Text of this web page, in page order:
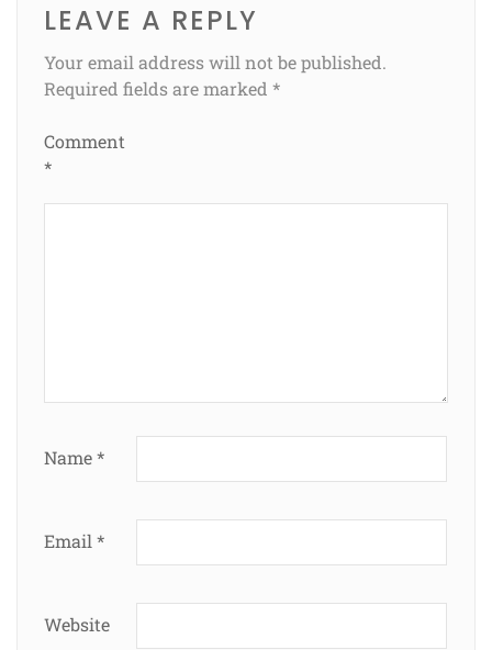
LEAVE A REPLY
Your email address will not be published.
Required fields are marked *
Comment
*
Name*
Email *
Website